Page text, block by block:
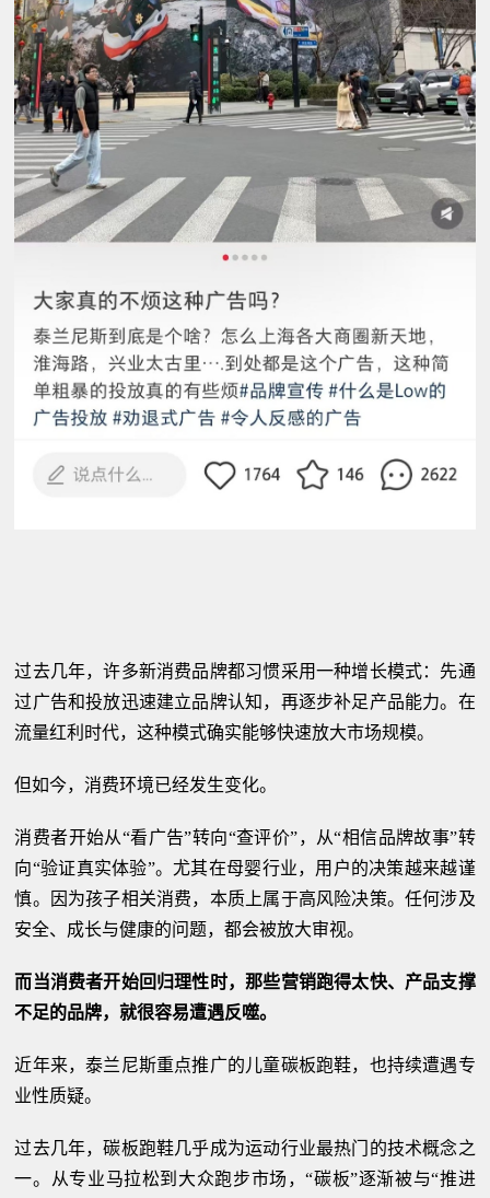
过去几年，许多新消费品牌都习惯采用一种增长模式：先通
过广告和投放迅速建立品牌认知，再逐步补足产品能力。在
流量红利时代，这种模式确实能够快速放大市场规模。
但如今，消费环境已经发生变化。
消费者开始从“看广告”转向“查评价”，从“相信品牌故事”转
向“验证真实体验”。尤其在母婴行业，用户的决策越来越谨
慎。因为孩子相关消费，本质上属于高风险决策。任何涉及
安全、成长与健康的问题，都会被放大审视。
而当消费者开始回归理性时，那些营销跑得太快、产品支撑
不足的品牌，就很容易遭遇反噬。
近年来，泰兰尼斯重点推广的儿童碳板跑鞋，也持续遭遇专
业性质疑。
过去几年，碳板跑鞋几乎成为运动行业最热门的技术概念之
一。从专业马拉松到大众跑步市场，“碳板”逐渐被与“推进